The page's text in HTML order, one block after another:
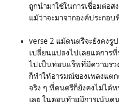
ถูกนำมาใช้ในการเชื่อมต่อ
แม้ว่าจะมาจากองค์ประกอ
verse 2 แม้ดนตรีจะยังคงรู
เปลี่ยนแปลงไปเลยแต่การ
ไปเป็นท่อนแร็พที่มีความรว
ก็ทำให้อารมณ์ของเพลงแต
จริง ๆ ที่ดนตรีก็ยังคงไม่ได้
เลย ในตอนท้ายมีการเน้น